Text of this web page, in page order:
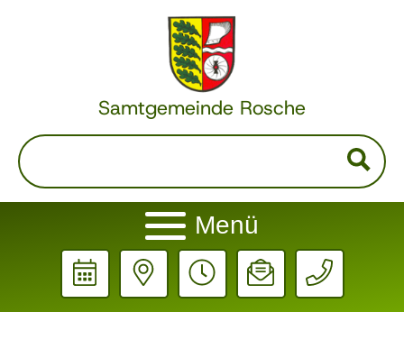
Samtgemeinde Rosche
Menü